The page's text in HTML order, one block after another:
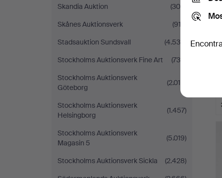
Skandia Auktion
(306)
Skånes Auktionsverk
(912)
Stadsauktion Sundsvall
(4.534)
Stockholms Auktionsverk Fine Art
(739)
Stockholms Auktionsverk
Göteborg
(2.016)
Stockholms Auktionsverk
Helsingborg
(1.457)
Stockholms Auktionsverk
Magasin 5
(5.019)
Stockholms Auktionsverk Sickla
(2.428)